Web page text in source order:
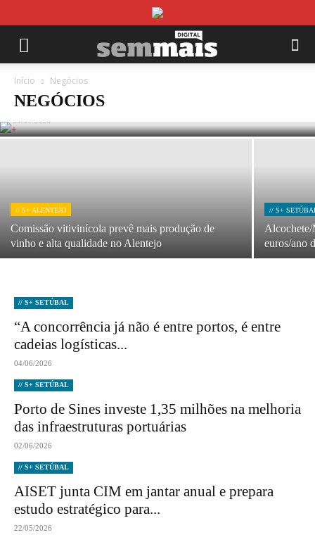
Início Negócios
NEGÓCIOS
Brico Depôt investe 9 milhões de euros em
loja no Seixal
// S+ ALENTEJO
Comissão vitivinícola prevê mais produção de
vinho e alta qualidade no Alentejo
// S+
euros/ano
// S+ SETÚBAL
“A concorrência já não é entre portos, é entre
cadeias logísticas...
04/06/2026
// S+ SETÚBAL
Porto de Sines investe 1,35 milhões na melhoria
das infraestruturas portuárias
02/06/2026
// S+ SETÚBAL
AISET junta CIM em jantar anual e prepara
estudo estratégico para...
22/05/2026